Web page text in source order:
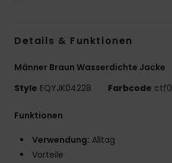
Details & Funktionen
Männer Braun Wasserdichte Jacke
Style EQYJK04228 Farbcode ctf0
Funktionen
Verwendung: Alltag
Vorteile